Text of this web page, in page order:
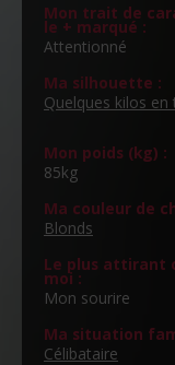
Mon trait de
le + marqué :
Attentionné
Ma silhouette :
Quelques kilos en
Mon poids (kg) :
85kg
Ma couleur de
Blonds
Le plus attirant
moi :
Mon sourire
Ma situation
Célibataire